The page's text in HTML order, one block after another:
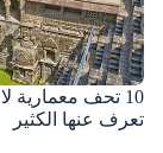
10 تحف معمارية لا
تعرف عنها الكثير